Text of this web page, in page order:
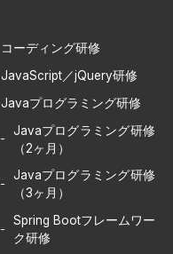
コーディング研修
JavaScript／jQuery研修
Javaプログラミング研修
Javaプログラミング研修
（2ヶ月）
Javaプログラミング研修
（3ヶ月）
Spring Bootフレームワー
ク研修